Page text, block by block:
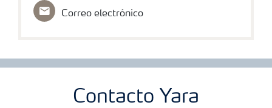
Correo electrónico
Contacto Yara